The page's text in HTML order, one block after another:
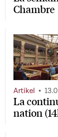
Chambre
La
nation
Artikel